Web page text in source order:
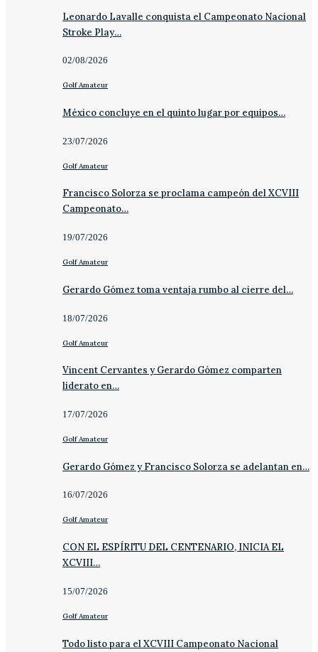
Leonardo Lavalle conquista el Campeonato Nacional
Stroke Play…
02/08/2026
Golf Amateur
México concluye en el quinto lugar por equipos…
23/07/2026
Golf Amateur
Francisco Solorza se proclama campeón del XCVIII
Campeonato…
19/07/2026
Golf Amateur
Gerardo Gómez toma ventaja rumbo al cierre del…
18/07/2026
Golf Amateur
Vincent Cervantes y Gerardo Gómez comparten
liderato en…
17/07/2026
Golf Amateur
Gerardo Gómez y Francisco Solorza se adelantan en…
16/07/2026
Golf Amateur
CON EL ESPÍRITU DEL CENTENARIO, INICIA EL
XCVIII…
15/07/2026
Golf Amateur
Todo listo para el XCVIII Campeonato Nacional